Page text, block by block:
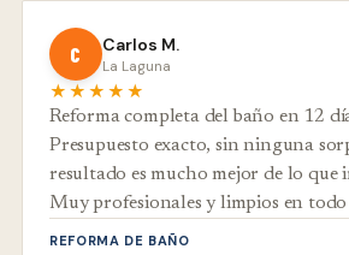
C Carlos M.
La Laguna
★★★★★
Reforma completa del baño en 12
Presupuesto exacto, sin ninguna
resultado es mucho mejor de lo que
Muy profesionales y limpios en
REFORMA DE BAÑO